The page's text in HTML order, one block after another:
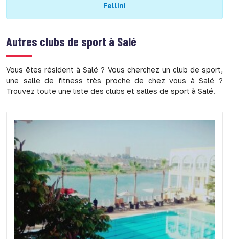
Fellini
Autres clubs de sport à Salé
Vous êtes résident à Salé ? Vous cherchez un club de sport,
une salle de fitness très proche de chez vous à Salé ?
Trouvez toute une liste des clubs et salles de sport à Salé.